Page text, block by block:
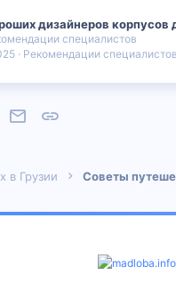
дизайнеров корпусов
специалистов
Рекомендации специалистов
WhatsAppЭлектронная почта
в Грузии Советы